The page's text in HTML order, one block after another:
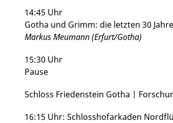
14:45 Uhr
Gotha und Grimm: die letzten 30
Markus Meumann (Erfurt/Gotha)
15:30 Uhr
Pause
Schloss Friedenstein Gotha |
16:15 Uhr: Schlosshofarkaden